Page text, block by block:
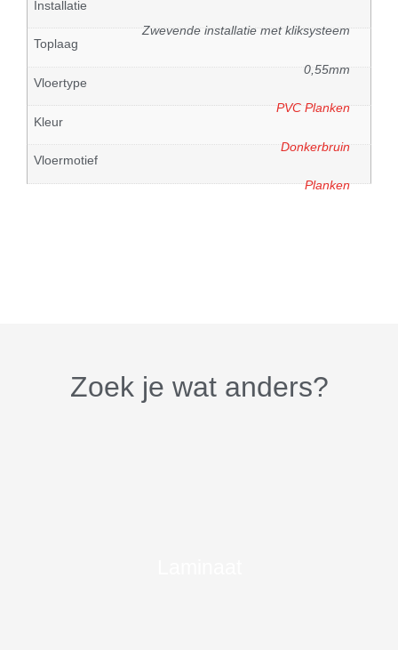
Installatie
Zwevende installatie met kliksysteem
Toplaag
0,55mm
Vloertype
PVC Planken
Kleur
Donkerbruin
Vloermotief
Planken
Zoek je wat anders?